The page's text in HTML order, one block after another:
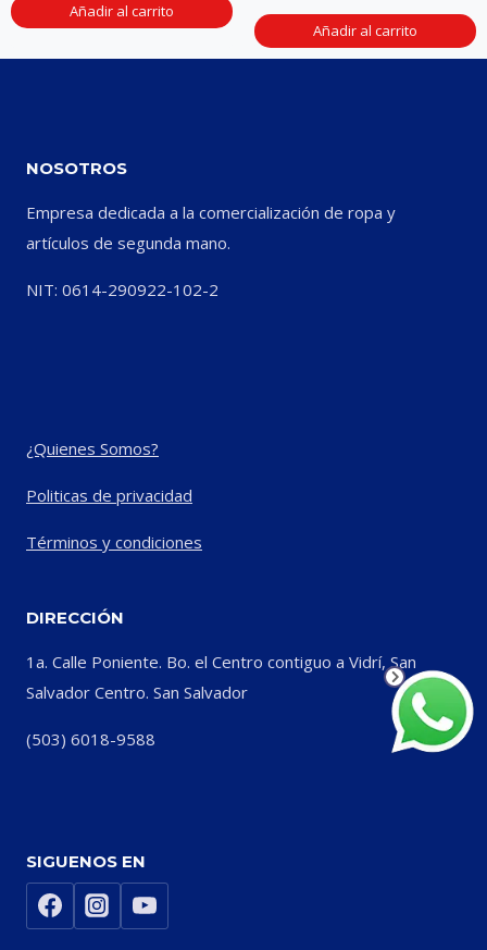
Añadir al carrito
Añadir al carrito
NOSOTROS
Empresa dedicada a la comercialización de ropa y
artículos de segunda mano.
NIT: 0614-290922-102-2
¿Quienes Somos?
Politicas de privacidad
Términos y condiciones
DIRECCIÓN
1a. Calle Poniente. Bo. el Centro contiguo a Vidrí, San
Salvador Centro. San Salvador
(503) 6018-9588
SIGUENOS EN